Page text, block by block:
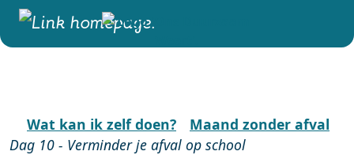
Wat kan ik zelf doen?
Maand zonder afval
Dag 10 - Verminder je afval op school